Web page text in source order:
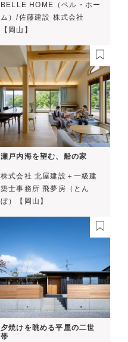
BELLE HOME（ベル・ホー
ム）/佐藤建設 株式会社
【岡山】
瀬戸内海を望む、船の家
株式会社 北屋建設＋一級建
築士事務所 飛夢房（とん
ぼ）【岡山】
夕焼けを眺める平屋の二世
帯